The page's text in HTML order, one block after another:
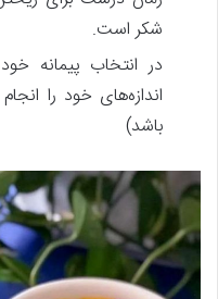
شکر است.
در انتخاب پیمانه
اندازه‌های خود را
باشد)